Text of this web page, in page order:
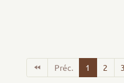
Préc. 1 2 3